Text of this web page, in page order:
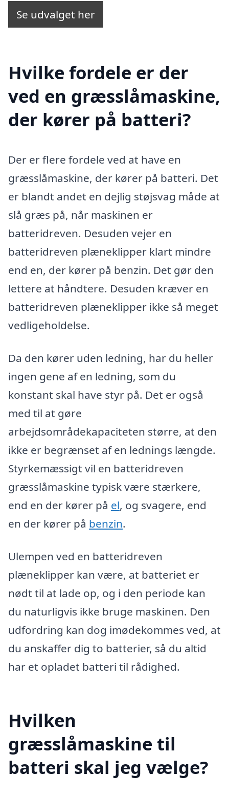
Se udvalget her
Hvilke fordele er der
ved en græsslåmaskine,
der kører på batteri?
Der er flere fordele ved at have en
græsslåmaskine, der kører på batteri. Det
er blandt andet en dejlig støjsvag måde at
slå græs på, når maskinen er
batteridreven. Desuden vejer en
batteridreven plæneklipper klart mindre
end en, der kører på benzin. Det gør den
lettere at håndtere. Desuden kræver en
batteridreven plæneklipper ikke så meget
vedligeholdelse.
Da den kører uden ledning, har du heller
ingen gene af en ledning, som du
konstant skal have styr på. Det er også
med til at gøre
arbejdsområdekapaciteten større, at den
ikke er begrænset af en lednings længde.
Styrkemæssigt vil en batteridreven
græsslåmaskine typisk være stærkere,
end en der kører på el, og svagere, end
en der kører på benzin.
Ulempen ved en batteridreven
plæneklipper kan være, at batteriet er
nødt til at lade op, og i den periode kan
du naturligvis ikke bruge maskinen. Den
udfordring kan dog imødekommes ved, at
du anskaffer dig to batterier, så du altid
har et opladet batteri til rådighed.
Hvilken
græsslåmaskine til
batteri skal jeg vælge?